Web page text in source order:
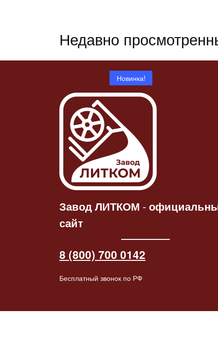
Недавно
Читать
далее
Новинка!
Статуэтка «Конь-
барабанщик»
2264.00₽
Завод ЛИТКОМ -
сайт
8 (800) 700 0142
Бесплатный звонок по РФ